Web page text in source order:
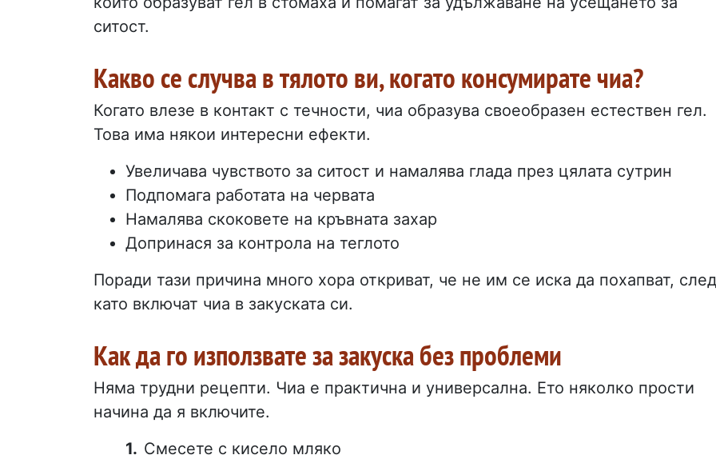
ситост.
Какво се случва в тялото ви, когато консумирате чиа?
Когато влезе в контакт с течности, чиа образува своеобразен естествен гел.
Това има някои интересни ефекти.
Увеличава чувството за ситост и намалява глада през цялата сутрин
Подпомага работата на червата
Намалява скоковете на кръвната захар
Допринася за контрола на теглото
Поради тази причина много хора откриват, че не им се иска да похапват, след
като включат чиа в закуската си.
Как да го използвате за закуска без проблеми
Няма трудни рецепти. Чиа е практична и универсална. Ето няколко прости
начина да я включите.
Смесете с кисело мляко